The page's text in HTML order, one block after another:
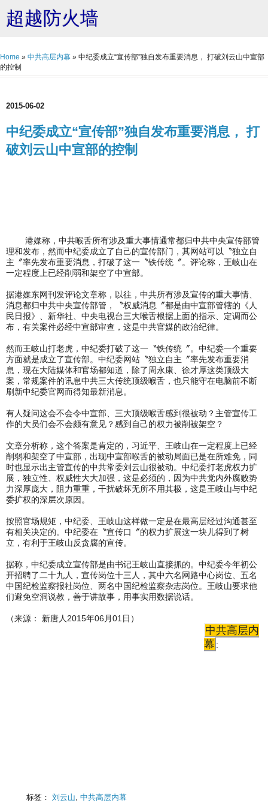
超越防火墙
Home » 中共高层内幕 » 中纪委成立“宣传部”独自发布重要消息， 打破刘云山中宣部
的控制
2015-06-02
中纪委成立“宣传部”独自发布重要消息， 打
破刘云山中宣部的控制
港媒称，中共喉舌所有涉及重大事情通常都归中共中央宣传部管
理和发布，然而中纪委成立了自己的宣传部门，其网站可以〝独立自
主〞率先发布重要消息，打破了这一〝铁传统〞。评论称，王岐山在
一定程度上已经削弱和架空了中宣部。
据港媒东网刊发评论文章称，以往，中共所有涉及宣传的重大事情、
消息都归中共中央宣传部管，〝权威消息〞都是由中宣部管辖的《人
民日报》、新华社、中央电视台三大喉舌根据上面的指示、定调而公
布，有关案件必经中宣部审查，这是中共官媒的政治纪律。
然而王岐山打老虎，中纪委打破了这一〝铁传统〞。中纪委一个重要
方面就是成立了宣传部。中纪委网站〝独立自主〞率先发布重要消
息，现在大陆媒体和官场都知道，除了周永康、徐才厚这类顶级大
案，常规案件的讯息中共三大传统顶级喉舌，也只能守在电脑前不断
刷新中纪委官网而得知最新消息。
有人疑问这会不会令中宣部、三大顶级喉舌感到很被动？主管宣传工
作的大员们会不会颇有意见？感到自己的权力被削被架空？
文章分析称，这个答案是肯定的，习近平、王岐山在一定程度上已经
削弱和架空了中宣部，出现中宣部喉舌的被动局面已是在所难免，同
时也显示出主管宣传的中共常委刘云山很被动。中纪委打老虎权力扩
展，独立性、权威性大大加强，这是必须的，因为中共党内外腐败势
力深厚庞大，阻力重重，干扰破坏无所不用其极，这是王岐山与中纪
委扩权的深层次原因。
按照官场规矩，中纪委、王岐山这样做一定是在最高层经过沟通甚至
有相关决定的。中纪委在〝宣传口〞的权力扩展这一块儿得到了树
立，有利于王岐山反贪腐的宣传。
据称，中纪委成立宣传部是由书记王岐山直接抓的。中纪委今年初公
开招聘了二十九人，宣传岗位十三人，其中六名网路中心岗位、五名
中国纪检监察报社岗位、两名中国纪检监察杂志岗位。王岐山要求他
们避免空洞说教，善于讲故事，用事实用数据说话。
（来源： 新唐人2015年06月01日）
中共高层内
幕 :
标签： 刘云山 中共高层内幕